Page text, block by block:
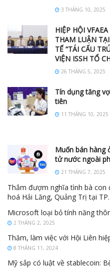
3 THÁNG 10, 2025
HIỆP HỘI
THAM LUẬN
TẾ “TÁI CẤU
VIỆN ISSH TỔ
26 THÁNG 5, 2025
Tín dụng tăng
tiên
11 THÁNG 10, 2025
Muốn bán hàng
tử nước ngoài
21 THÁNG 7, 2025
Thắm đượm nghĩa tình bà con
hoá Hải Lăng, Quảng Trị tại
Microsoft loại bỏ tính năng
2 THÁNG 2, 2025
Thăm, làm việc với Hội Liên
8 THÁNG 11, 2024
Mỹ sắp có luật về stablecoin: